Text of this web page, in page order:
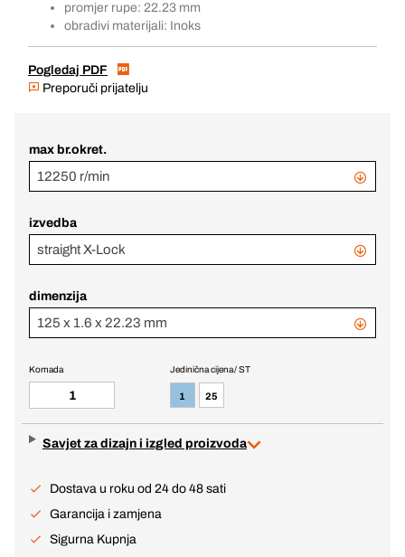
promjer rupe: 22.23 mm
obradivi materijali: Inoks
Pogledaj PDF
Preporuči prijatelju
max br.okret.
12250 r/min
izvedba
straight X-Lock
dimenzija
125 x 1.6 x 22.23 mm
Jedinična cijena / ST
1 25
Komada
Savjet za dizajn i izgled proizvoda
Dostava u roku od 24 do 48 sati
Garancija i zamjena
Sigurna Kupnja